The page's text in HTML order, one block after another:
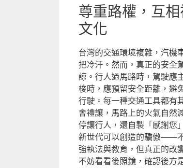
尊重路權，互
文化
台灣的交通環境複雜，汽機
把冷汗。然而，真正的安全
諒。行人過馬路時，駕駛應
梭時，應預留安全距離，避
行駛。每一種交通工具都有
會禮讓，馬路上的火氣自然
停讓行人，還自製「感謝您
新世代可以創造的驕傲——
強執法與教育，但真正的改
不妨看看後照鏡，確認後方